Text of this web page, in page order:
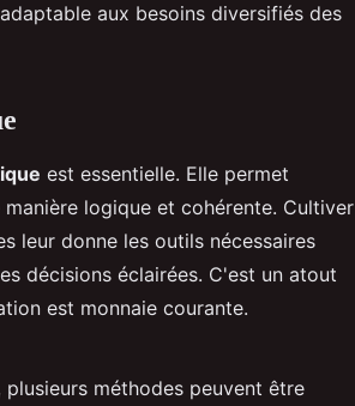
aux besoins diversifiés des
est essentielle. Elle permet
logique et cohérente. Cultiver
leur donne les outils nécessaires
décisions éclairées. C'est un atout
est monnaie courante.
plusieurs méthodes peuvent être